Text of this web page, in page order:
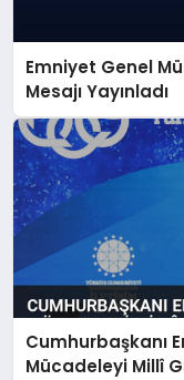
Emniyet Genel
Mesajı Yayınladı
Cumhurbaşkanı
Mücadeleyi Millî